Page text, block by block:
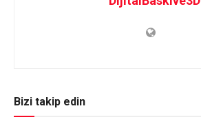
Bizi takip edin